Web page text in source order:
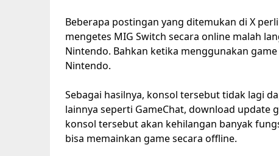
Beberapa postingan yang ditemukan di X
mengetes MIG Switch secara online malah
Nintendo. Bahkan ketika menggunakan
Nintendo.
Sebagai hasilnya, konsol tersebut tidak lagi
lainnya seperti GameChat, download update
konsol tersebut akan kehilangan banyak
bisa memainkan game secara offline.